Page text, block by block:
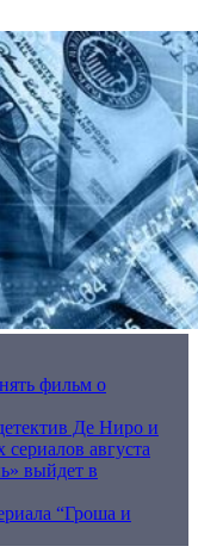
фильм о
Де Ниро и
августа
выйдет в
“Гроша и